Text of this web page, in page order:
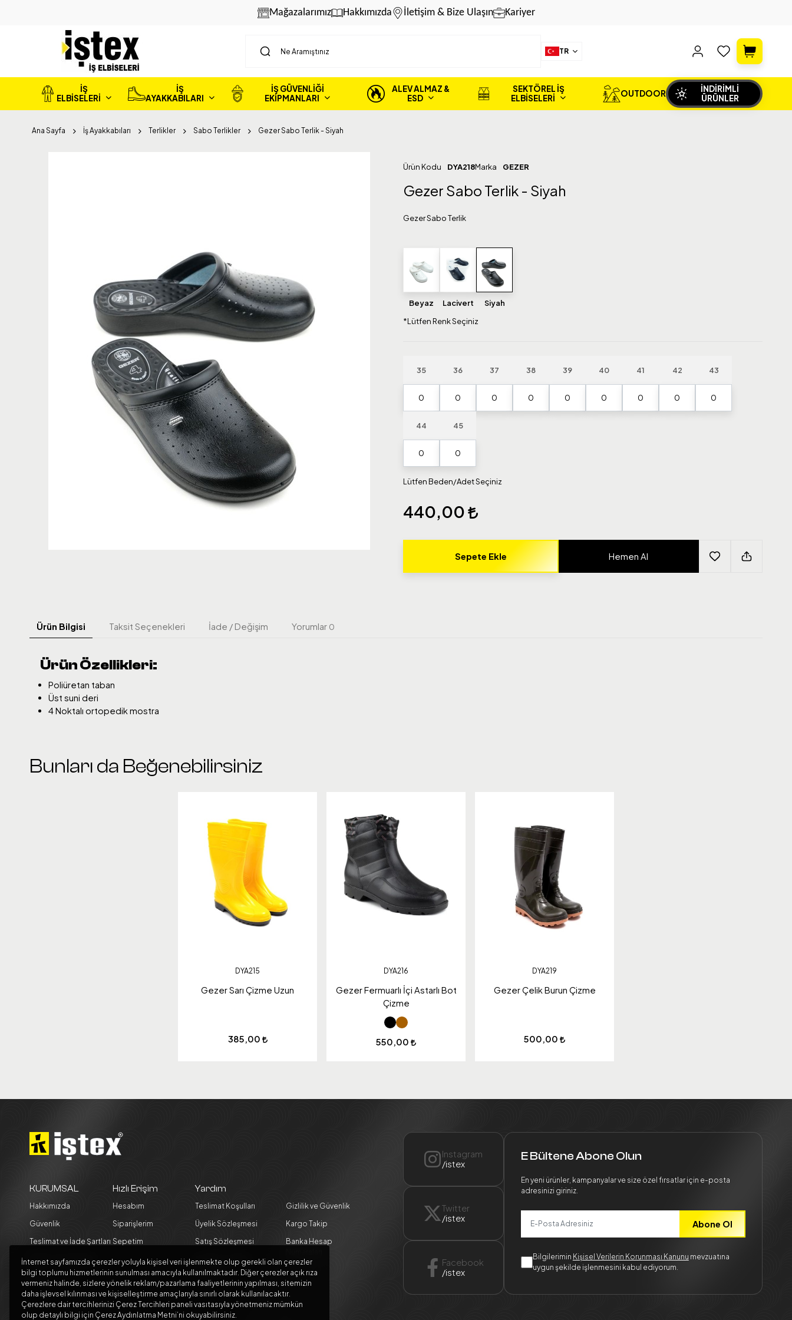
Mağazalarımız Hakkımızda İletişim & Bize Ulaşın Kariyer
TR
İŞ
ELBİSELERİ
İŞ
AYAKKABILARI
İŞ GÜVENLİĞİ
EKİPMANLARI
ALEV ALMAZ &
ESD
SEKTÖREL İŞ
ELBİSELERİ
OUTDOOR
İNDİRİMLİ
ÜRÜNLER
Ana Sayfa İş Ayakkabıları Terlikler Sabo Terlikler Gezer Sabo Terlik - Siyah
Ürün Kodu DYA218Marka GEZER
Gezer Sabo Terlik - Siyah
Gezer Sabo Terlik
Beyaz Lacivert
Siyah
*Lütfen Renk Seçiniz
35 36 37 38 39 40 41 42 43
44 45
Lütfen Beden/Adet Seçiniz
440,00
Sepete Ekle Hemen Al
Ürün Bilgisi Taksit Seçenekleri İade / Değişim Yorumlar 0
Ürün Özellikleri:
Poliüretan taban
Üst suni deri
4 Noktalı ortopedik mostra
Bunları da Beğenebilirsiniz
DYA215
Gezer Sarı Çizme Uzun
385,00
DYA216
Gezer Fermuarlı İçi Astarlı Bot
Çizme
550,00
DYA219
Gezer Çelik Burun Çizme
500,00
KURUMSAL
Hakkımızda
Güvenlik
Teslimat ve İade Şartları
Kargo Seçenekleri
Blog
Hızlı Erişim
Hesabım
Siparişlerim
Sepetim
Yardım
Teslimat Koşulları
Üyelik Sözleşmesi
Satış Sözleşmesi
Garanti ve İade
Koşulları
Gizlilik ve Güvenlik
Kargo Takip
Banka Hesap
Instagram
/istex
Twitter
/istex
Facebook
/istex
E Bültene Abone Olun
En yeni ürünler, kampanyalar ve size özel fırsatlar için e-posta
adresinizi giriniz.
Abone Ol
Bilgilerimin Kişisel Verilerin Korunması Kanunu mevzuatına
uygun şekilde işlenmesini kabul ediyorum.
İnternet sayfamızda çerezler yoluyla kişisel veri işlenmekte olup gerekli olan çerezler
bilgi toplumu hizmetlerinin sunulması amacıyla kullanılmaktadır. Diğer çerezler açık rıza
vermeniz halinde, sizlere yönelik reklam/pazarlama faaliyetlerinin yapılması, sitemizin
daha işlevsel kılınması ve kişiselleştirme amaçlarıyla sınırlı olarak kullanılacaktır.
Çerezlere dair tercihlerinizi Çerez Tercihleri paneli vasıtasıyla yönetmeniz mümkün
olup detaylı bilgi için Çerez Aydınlatma Metni’ni okuyabilirsiniz.